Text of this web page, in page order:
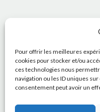
Pour offrir les meilleures
cookies pour stocker et/ou
ces technologies nous
navigation ou les ID uniques
consentement peut avoir un